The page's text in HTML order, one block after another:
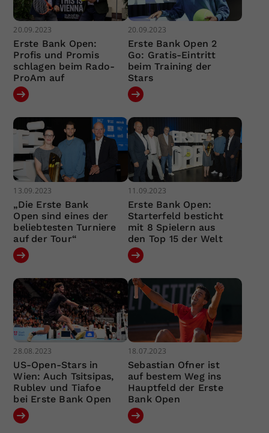
20.09.2023
Erste Bank Open:
Profis und Promis
schlagen beim Rado-
ProAm auf
20.09.2023
Erste Bank Open 2
Go: Gratis-Eintritt
beim Training der
Stars
13.09.2023
„Die Erste Bank
Open sind eines der
beliebtesten Turniere
auf der Tour“
11.09.2023
Erste Bank Open:
Starterfeld besticht
mit 8 Spielern aus
den Top 15 der Welt
28.08.2023
US-Open-Stars in
Wien: Auch Tsitsipas,
Rublev und Tiafoe
bei Erste Bank Open
18.07.2023
Sebastian Ofner ist
auf bestem Weg ins
Hauptfeld der Erste
Bank Open